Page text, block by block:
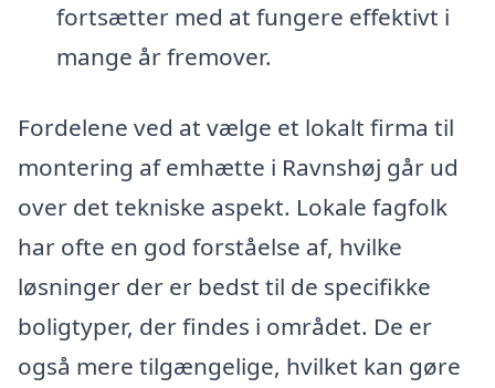
fortsætter med at fungere effektivt i
mange år fremover.
Fordelene ved at vælge et lokalt firma til
montering af emhætte i Ravnshøj går ud
over det tekniske aspekt. Lokale fagfolk
har ofte en god forståelse af, hvilke
løsninger der er bedst til de specifikke
boligtyper, der findes i området. De er
også mere tilgængelige, hvilket kan gøre